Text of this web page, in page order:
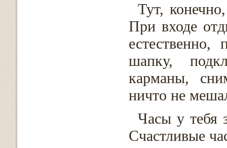
Тут,
При входе
шапку,
карманы,
ничто не
Часы у тебя
Счастливые